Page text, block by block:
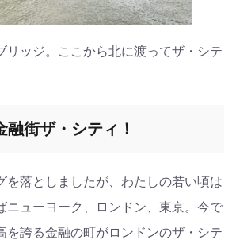
リッジ。ここから北に渡ってザ・シテ
融街ザ・シティ！
を落としましたが、わたしの若い頃は
ニューヨーク、ロンドン、東京。今で
を誇る金融の町がロンドンのザ・シテ